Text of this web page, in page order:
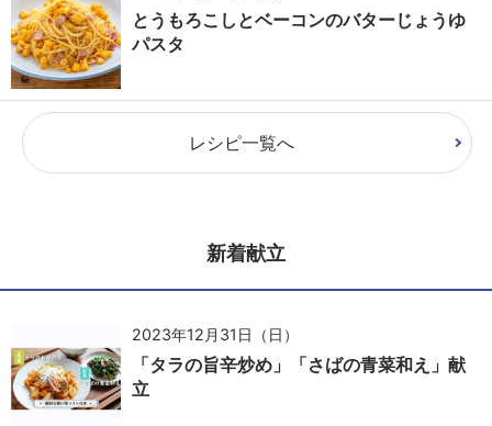
とうもろこしとベーコンのバターじょうゆ
パスタ
レシピ一覧へ
新着献立
2023年12月31日（日）
「タラの旨辛炒め」「さばの青菜和え」献
立